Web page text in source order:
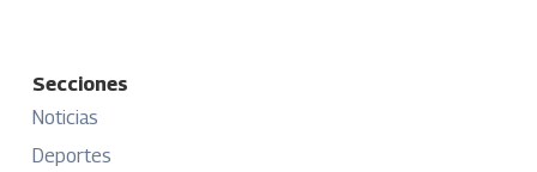
Secciones
Noticias
Deportes